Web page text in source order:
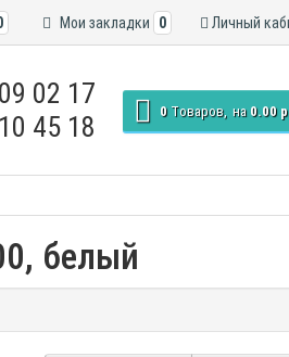
Личный
Мои закладки 0
02 17
45 18
0 Tоваров, на 0.00
белый